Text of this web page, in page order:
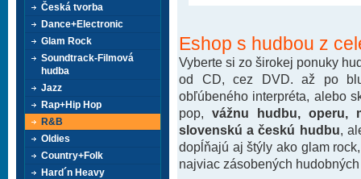
Eshop s hudbou z
Vyberte si zo širokej ponuky
od CD, cez DVD. až po
obľúbeného interpréta, alebo
pop, vážnu hudbu, operu,
slovenskú a českú hudbu ,
dopĺňajú aj štýly ako glam
najviac zásobených
Česká tvorba
Dance+Electronic
Glam Rock
Soundtrack-Filmová
hudba
Jazz
Rap+Hip Hop
R&B
Oldies
Country+Folk
Hard´n Heavy